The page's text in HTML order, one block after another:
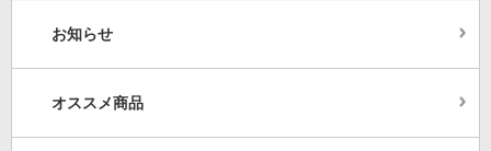
お知らせ
オススメ商品